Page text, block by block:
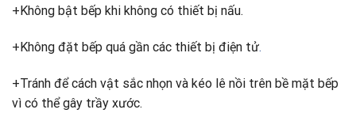
+Không bật bếp khi không có thiết bị nấu.
+Không đặt bếp quá gần các thiết bị điện tử.
+Tránh để cách vật sắc nhọn và kéo lê nồi trên bề mặt bếp
vì có thể gây trầy xước.